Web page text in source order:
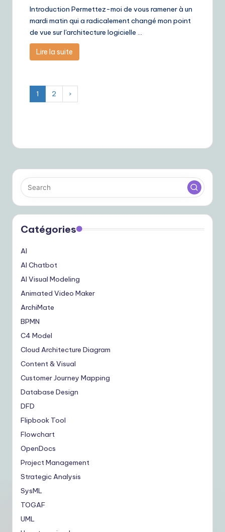
Introduction Permettez-moi de vous ramener à un
mardi matin qui a radicalement changé mon point
de vue sur l'architecture logicielle ...
Lire la suite
1 2 ›
Catégories
AI
AI Chatbot
AI Visual Modeling
Animated Video Maker
ArchiMate
BPMN
C4 Model
Cloud Architecture Diagram
Content & Visual
Customer Journey Mapping
Database Design
DFD
Flipbook Tool
Flowchart
OpenDocs
Project Management
Strategic Analysis
SysML
TOGAF
UML